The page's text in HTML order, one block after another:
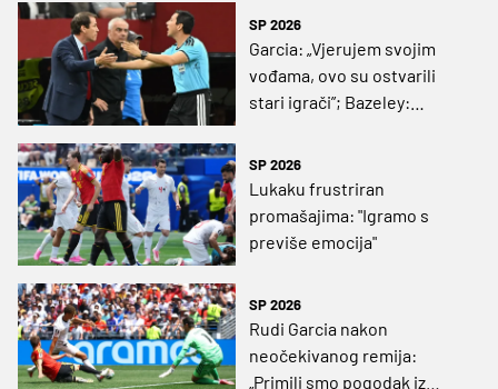
SP 2026
Garcia: „Vjerujem svojim
vođama, ovo su ostvarili
stari igrači”; Bazeley:
SP 2026
Lukaku frustriran
promašajima: "Igramo s
previše emocija"
SP 2026
Rudi Garcia nakon
neočekivanog remija:
„Primili smo pogodak iz